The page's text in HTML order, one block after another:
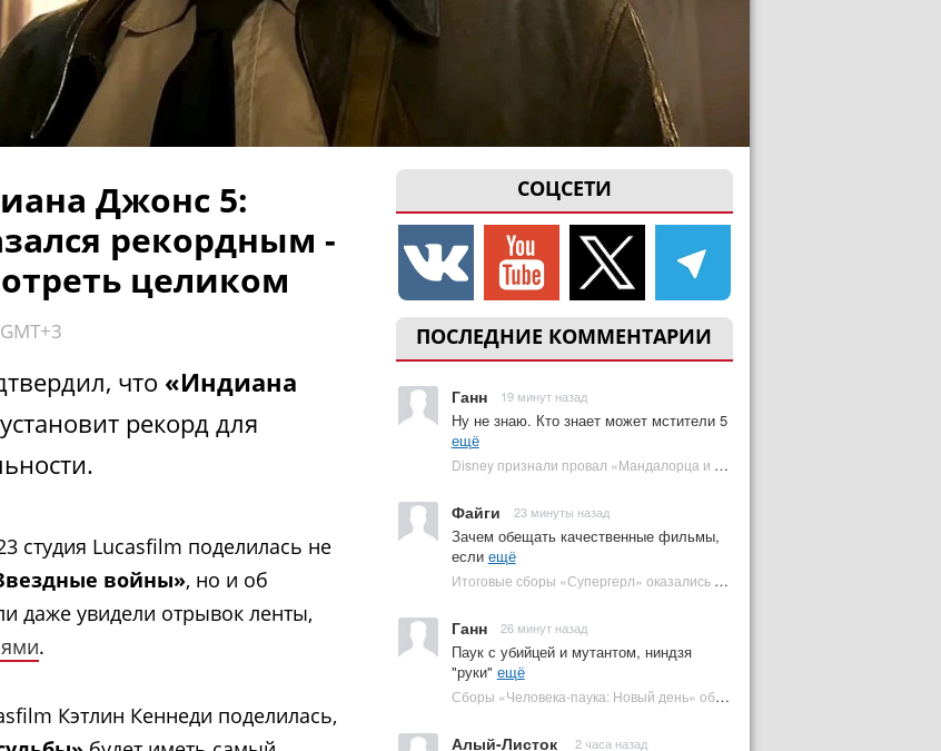
СОЦСЕТИ
ПОСЛЕДНИЕ КОММЕНТАРИИ
Ганн 19 минут назад
Ну не знаю. Кто знает может мстители 5
ещё
Disney признали провал «Мандалорца и Грогу» и еще одной новинки | Plugged In Ru
Файги 23 минуты назад
Зачем обещать качественные фильмы,
если ещё
Итоговые сборы «Супергерл» оказались худшими для DC за два десятилетия | Plugged In Ru
Ганн 26 минут назад
Паук с убийцей и мутантом, ниндзя
"руки" ещё
Сборы «Человека-паука: Новый день» обошли самый кассовый фильм DC | Plugged In Ru
Алый-Листок 2 часа назад
Джонс 5:
рекордным -
целиком
что «Индиана
установит рекорд для
студия Lucasfilm поделилась не
войны», но и об
даже увидели отрывок ленты,
.
Кэтлин Кеннеди поделилась,